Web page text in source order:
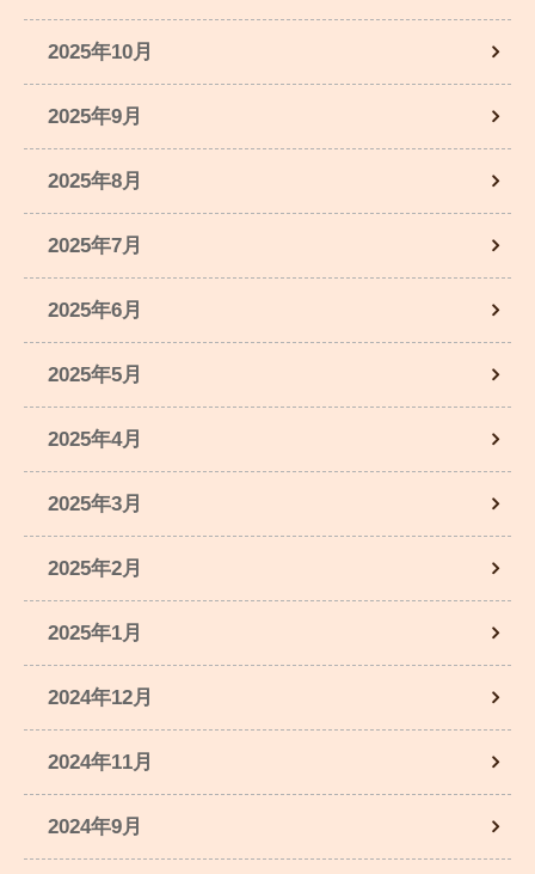
2025年10月
2025年9月
2025年8月
2025年7月
2025年6月
2025年5月
2025年4月
2025年3月
2025年2月
2025年1月
2024年12月
2024年11月
2024年9月